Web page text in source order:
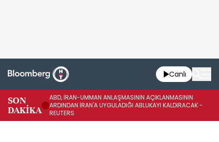
Canlı
SON
DAKİKA
ABD, İRAN-UMMAN ANLAŞMASININ AÇIKLANMASININ
ARDINDAN İRAN'A UYGULADIĞI ABLUKAYI KALDIRACAK -
REUTERS